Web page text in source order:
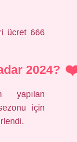
ücret 666
2024?
yapılan
için